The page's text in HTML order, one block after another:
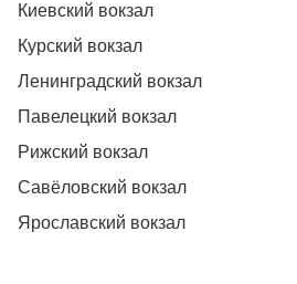
Киевский вокзал
Курский вокзал
Ленинградский вокзал
Павелецкий вокзал
Рижский вокзал
Савёловский вокзал
Ярославский вокзал